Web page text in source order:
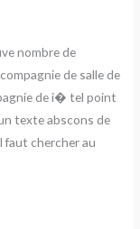
nombre de
de salle de
de i� tel point
texte abscons de
faut chercher au